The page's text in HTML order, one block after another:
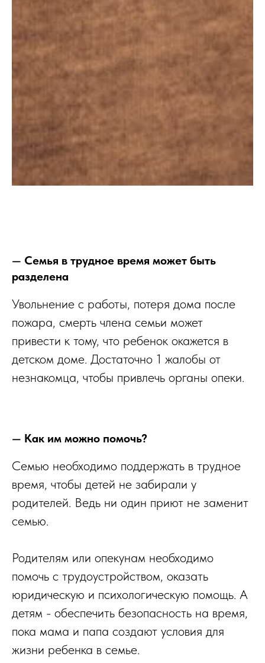
— Семья в трудное время может быть
разделена
Увольнение с работы, потеря дома после
пожара, смерть члена семьи может
привести к тому, что ребенок окажется в
детском доме. Достаточно 1 жалобы от
незнакомца, чтобы привлечь органы опеки.
— Как им можно помочь?
Семью необходимо поддержать в трудное
время, чтобы детей не забирали у
родителей. Ведь ни один приют не заменит
семью.
Родителям или опекунам необходимо
помочь с трудоустройством, оказать
юридическую и психологическую помощь. А
детям - обеспечить безопасность на время,
пока мама и папа создают условия для
жизни ребенка в семье.